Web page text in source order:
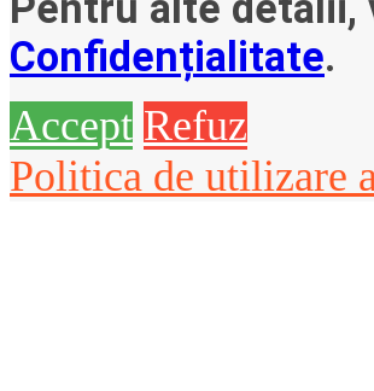
Confidențialitate.
Accept Refuz
Politica de utilizare